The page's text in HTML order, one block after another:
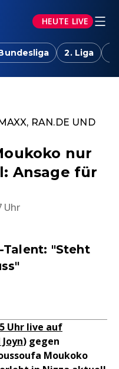
HEUTE LIVE
2. Liga
RAN.DE UND
nur
Ansage für
Uhr
Talent: "Steht
Uhr live auf
) gegen
Moukoko